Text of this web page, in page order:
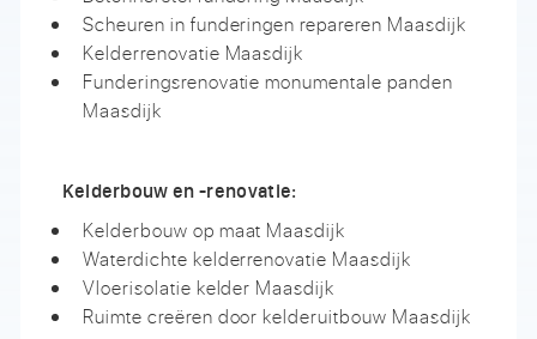
Scheuren in funderingen repareren Maasdijk
Kelderrenovatie Maasdijk
Funderingsrenovatie monumentale panden
Maasdijk
Kelderbouw en -renovatie:
Kelderbouw op maat Maasdijk
Waterdichte kelderrenovatie Maasdijk
Vloerisolatie kelder Maasdijk
Ruimte creëren door kelderuitbouw Maasdijk